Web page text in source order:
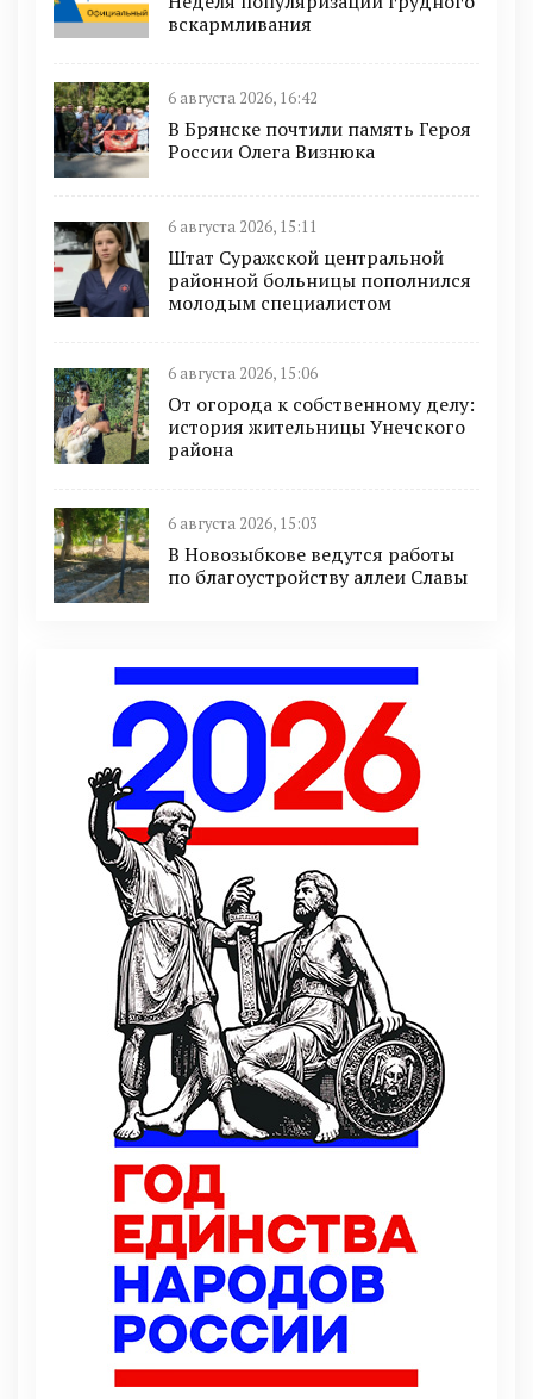
вскармливания
6 августа 2026, 16:42
В Брянске почтили память Героя
России Олега Визнюка
6 августа 2026, 15:11
Штат Суражской центральной
районной больницы пополнился
молодым специалистом
6 августа 2026, 15:06
От огорода к собственному делу:
история жительницы Унечского
района
6 августа 2026, 15:03
В Новозыбкове ведутся работы
по благоустройству аллеи Славы